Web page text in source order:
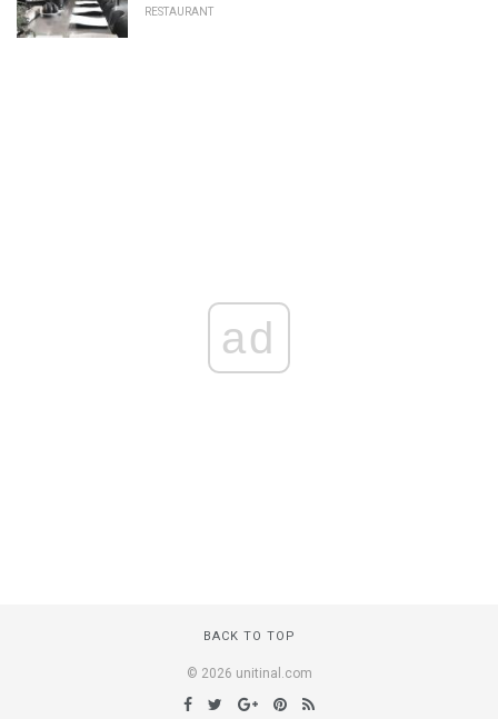
RESTAURANT
ad
BACK TO TOP
© 2026 unitinal.com